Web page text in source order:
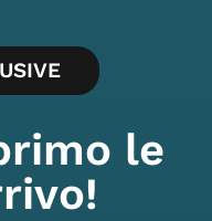
le